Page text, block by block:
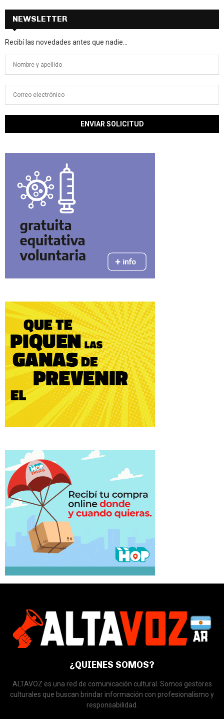
NEWSLETTER
Recibí las novedades antes que nadie...
¿QUIENES SOMOS?
ALTAVOZ es una red de comunicación cultural. Somos gestores
culturales que buscan brindar información con profesionalismo y
responsabilidad.